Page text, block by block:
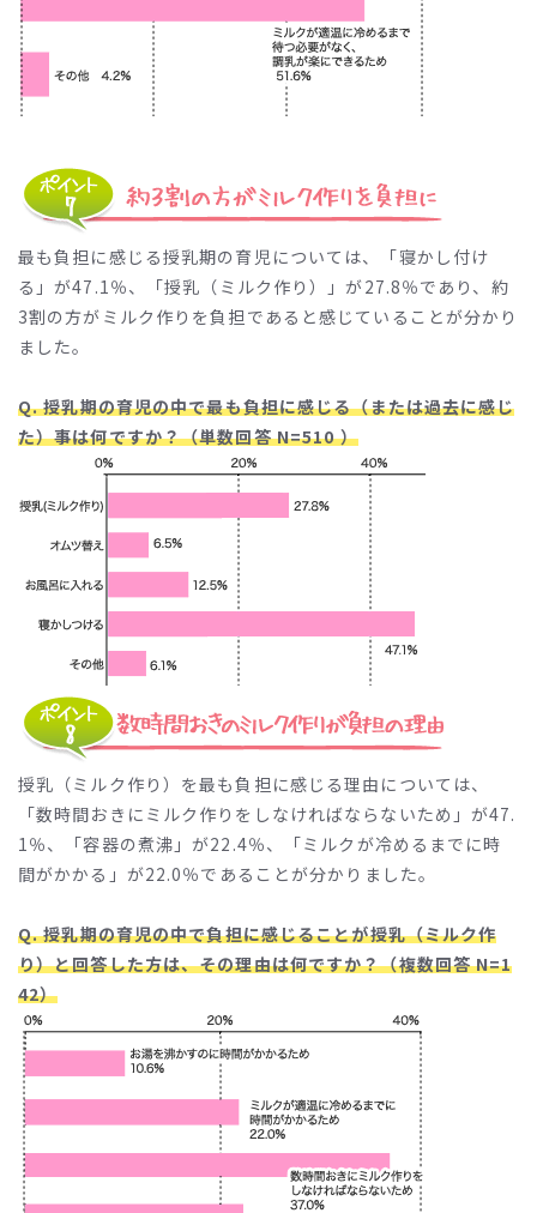
最も負担に感じる授乳期の育児については、「寝かし付け
る」が47.1％、「授乳（ミルク作り）」が27.8％であり、約
3割の方がミルク作りを負担であると感じていることが分かり
ました。
Q. 授乳期の育児の中で最も負担に感じる（または過去に感じ
た）事は何ですか？（単数回答 N=510 ）
授乳（ミルク作り）を最も負担に感じる理由については、
「数時間おきにミルク作りをしなければならないため」が47.
1％、「容器の煮沸」が22.4％、「ミルクが冷めるまでに時
間がかかる」が22.0％であることが分かりました。
Q. 授乳期の育児の中で負担に感じることが授乳（ミルク作
り）と回答した方は、その理由は何ですか？（複数回答 N=1
42）